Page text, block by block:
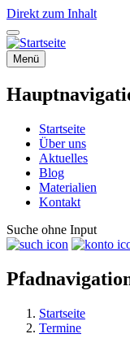
Direkt zum Inhalt
Menü
Startseite
Über uns
Aktuelles
Blog
Materialien
Kontakt
Suche ohne Input
Startseite
Termine